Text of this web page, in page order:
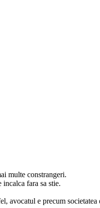
multe constrangeri.
fara sa stie.
avocatul e precum